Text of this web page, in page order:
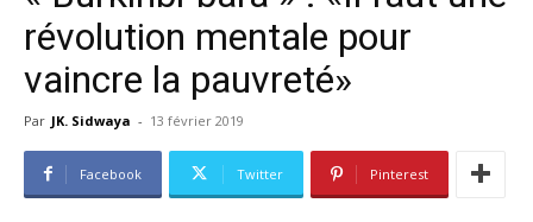
révolution mentale pour
vaincre la pauvreté»
Par JK. Sidwaya - 13 février 2019
Facebook Twitter Pinterest